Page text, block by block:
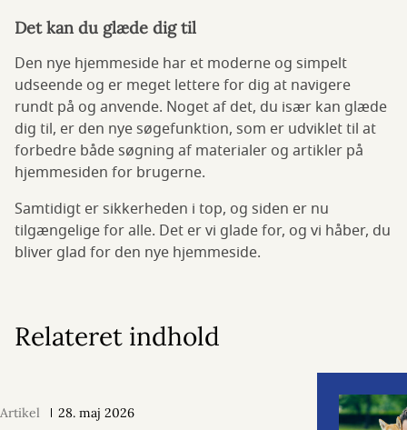
Det kan du glæde dig til
Den nye hjemmeside har et moderne og simpelt
udseende og er meget lettere for dig at navigere
rundt på og anvende. Noget af det, du især kan glæde
dig til, er den nye søgefunktion, som er udviklet til at
forbedre både søgning af materialer og artikler på
hjemmesiden for brugerne.
Samtidigt er sikkerheden i top, og siden er nu
tilgængelige for alle. Det er vi glade for, og vi håber, du
bliver glad for den nye hjemmeside.
Relateret indhold
Artikel 28. maj 2026